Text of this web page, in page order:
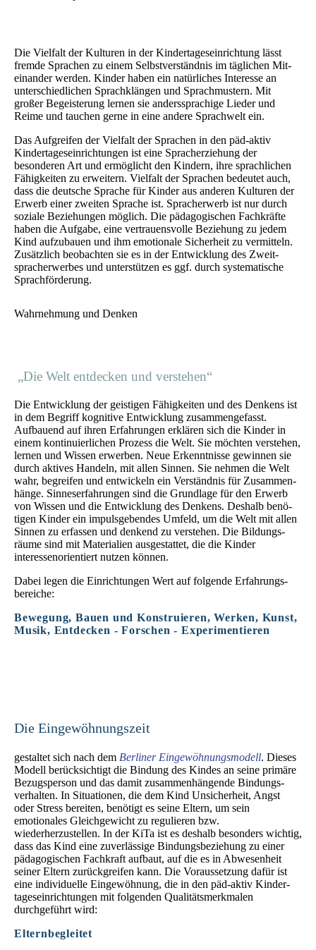
Die Vielfalt der Kulturen in der Kindertage­seinrichtung lässt
fremde Sprachen zu einem Selbst­verständnis im täglichen Mit­
einander werden. Kinder haben ein natürliches Interesse an
unter­schiedlichen Sprach­klängen und Sprach­mustern. Mit
großer Be­geisterung lernen sie anders­sprachige Lieder und
Reime und tauchen gerne in eine andere Sprach­welt ein.
Das Aufgreifen der Vielfalt der Sprachen in den päd-aktiv
Kindertage­seinrichtungen ist eine Sprac­herziehung der
besonderen Art und ermöglicht den Kindern, ihre sprachlichen
Fähig­keiten zu erweitern. Vielfalt der Sprachen bedeutet auch,
dass die deutsche Sprache für Kinder aus anderen Kulturen der
Erwerb einer zweiten Sprache ist. Sprach­erwerb ist nur durch
soziale Be­ziehungen möglich. Die pädagogischen Fachkräfte
haben die Aufgabe, eine vertrauensvolle Beziehung zu jedem
Kind aufzubauen und ihm emotionale Sicher­heit zu vermitteln.
Zusätzlich beobachten sie es in der Ent­wick­lung des Zweit­
spracherwerbes und unter­stützen es ggf. durch systematische
Sprachförderung.
Wahrnehmung und Denken
„Die Welt entdecken und verstehen“
Die Entwicklung der geistigen Fähig­keiten und des Denkens ist
in dem Begriff kognitive Ent­wicklung zusammen­gefasst.
Aufbauend auf ihren Erfahr­ungen er­klären sich die Kinder in
einem kontinuier­lichen Prozess die Welt. Sie möchten ver­ste­hen,
ler­nen und Wissen erwerben. Neue Erkennt­nisse gewin­nen sie
durch aktives Handeln, mit allen Sinnen. Sie nehmen die Welt
wahr, be­greifen und entwickeln ein Ver­ständnis für Zu­sammen­
hänge. Sinnes­erfahr­ungen sind die Grund­lage für den Erwerb
von Wissen und die Entwick­lung des Denkens. Deshalb be­nö­
tigen Kinder ein impuls­gebendes Um­feld, um die Welt mit allen
Sinnen zu er­fassen und denkend zu ver­stehen. Die Bildungs­
räume sind mit Materialien aus­ge­stattet, die die Kinder
interessen­orientiert nutzen können.
Dabei legen die Ein­richtungen Wert auf folgende Erfahrungs­
bereiche:
Bewegung, Bauen und Konstruieren, Werken, Kunst,
Musik, Entdecken - Forschen - Experimentieren
Die Eingewöhnungszeit
gestaltet sich nach dem Berliner Eingewöhnungs­modell. Dieses
Modell berücksichtigt die Bindung des Kindes an seine primäre
Bezugs­person und das damit zusammen­hängende Bindungs­
verhalten. In Situationen, die dem Kind Unsicher­heit, Angst
oder Stress bereiten, benötigt es seine Eltern, um sein
emotionales Gleich­gewicht zu regulieren bzw.
wiederherzustellen. In der KiTa ist es deshalb besonders wichtig,
dass das Kind eine zuverlässige Bindungs­be­ziehung zu einer
pädagogischen Fachkraft aufbaut, auf die es in Ab­wesen­heit
seiner Eltern zurück­greifen kann. Die Voraus­setzung dafür ist
eine individuelle Eingewöhnung, die in den päd-aktiv Kinder­
tages­ein­richtungen mit folgenden Qualitäts­merkmalen
durchgeführt wird:
Elternbegleitet